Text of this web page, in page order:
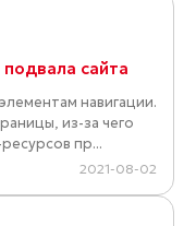
сайта
навигации.
из-за чего
пр...
2021-08-02